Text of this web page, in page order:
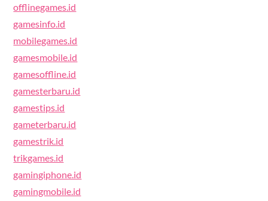
offlinegames.id
gamesinfo.id
mobilegames.id
gamesmobile.id
gamesoffline.id
gamesterbaru.id
gamestips.id
gameterbaru.id
gamestrik.id
trikgames.id
gamingiphone.id
gamingmobile.id